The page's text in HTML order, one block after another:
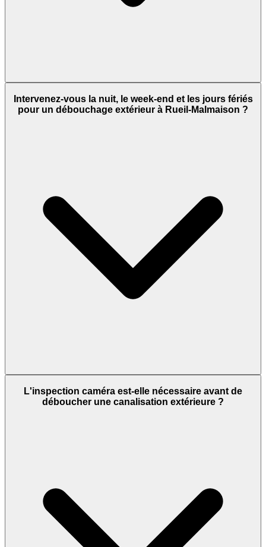
Intervenez-vous la nuit, le week-end et les jours fériés
pour un débouchage extérieur à Rueil-Malmaison ?
L'inspection caméra est-elle nécessaire avant de
déboucher une canalisation extérieure ?